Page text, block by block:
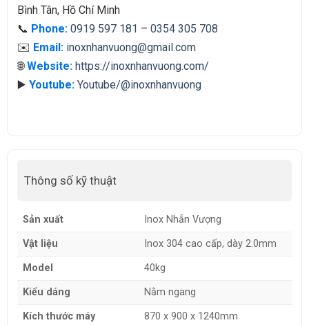
Bình Tân, Hồ Chí Minh
📞 Phone: 0919 597 181 – 0354 305 708
✉️ Email: inoxnhanvuong@gmail.com
🌐Website: https://inoxnhanvuong.com/
▶️ Youtube: Youtube/@inoxnhanvuong
Thông số kỹ thuật
Sản xuất Inox Nhẫn Vượng
Vật liệu Inox 304 cao cấp, dày 2.0mm
Model 40kg
Kiểu dáng Nằm ngang
Kích thước máy 870 x 900 x 1240mm